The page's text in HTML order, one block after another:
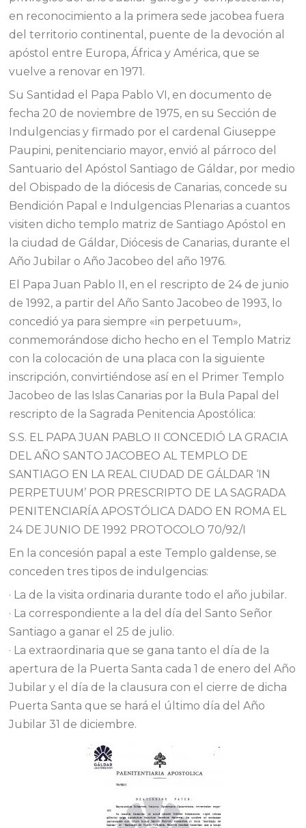
en reconocimiento a la primera sede jacobea fuera
del territorio continental, puente de la devoción al
apóstol entre Europa, África y América, que se
vuelve a renovar en 1971.
Su Santidad el Papa Pablo VI, en documento de
fecha 20 de noviembre de 1975, en su Sección de
Indulgencias y firmado por el cardenal Giuseppe
Paupini, penitenciario mayor, envió al párroco del
Santuario del Apóstol Santiago de Gáldar, por medio
del Obispado de la diócesis de Canarias, concede su
Bendición Papal e Indulgencias Plenarias a cuantos
visiten dicho templo matriz de Santiago Apóstol en
la ciudad de Gáldar, Diócesis de Canarias, durante el
Año Jubilar o Año Jacobeo del año 1976.
El Papa Juan Pablo II, en el rescripto de 24 de junio
de 1992, a partir del Año Santo Jacobeo de 1993, lo
concedió ya para siempre «in perpetuum»,
conmemorándose dicho hecho en el Templo Matriz
con la colocación de una placa con la siguiente
inscripción, convirtiéndose así en el Primer Templo
Jacobeo de las Islas Canarias por la Bula Papal del
rescripto de la Sagrada Penitencia Apostólica:
S.S. EL PAPA JUAN PABLO II CONCEDIÓ LA GRACIA
DEL AÑO SANTO JACOBEO AL TEMPLO DE
SANTIAGO EN LA REAL CIUDAD DE GÁLDAR ‘IN
PERPETUUM’ POR PRESCRIPTO DE LA SAGRADA
PENITENCIARÍA APOSTÓLICA DADO EN ROMA EL
24 DE JUNIO DE 1992 PROTOCOLO 70/92/I
En la concesión papal a este Templo galdense, se
conceden tres tipos de indulgencias:
· La de la visita ordinaria durante todo el año jubilar.
· La correspondiente a la del día del Santo Señor
Santiago a ganar el 25 de julio.
· La extraordinaria que se gana tanto el día de la
apertura de la Puerta Santa cada 1 de enero del Año
Jubilar y el día de la clausura con el cierre de dicha
Puerta Santa que se hará el último día del Año
Jubilar 31 de diciembre.